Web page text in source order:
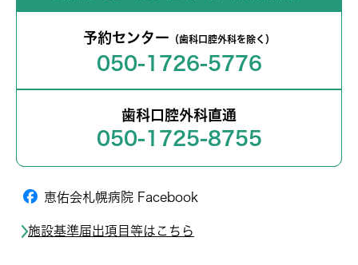
予約センター （歯科口腔外科を除く）
050-1726-5776
歯科口腔外科直通
050-1725-8755
恵佑会札幌病院 Facebook
施設基準届出項目等はこちら